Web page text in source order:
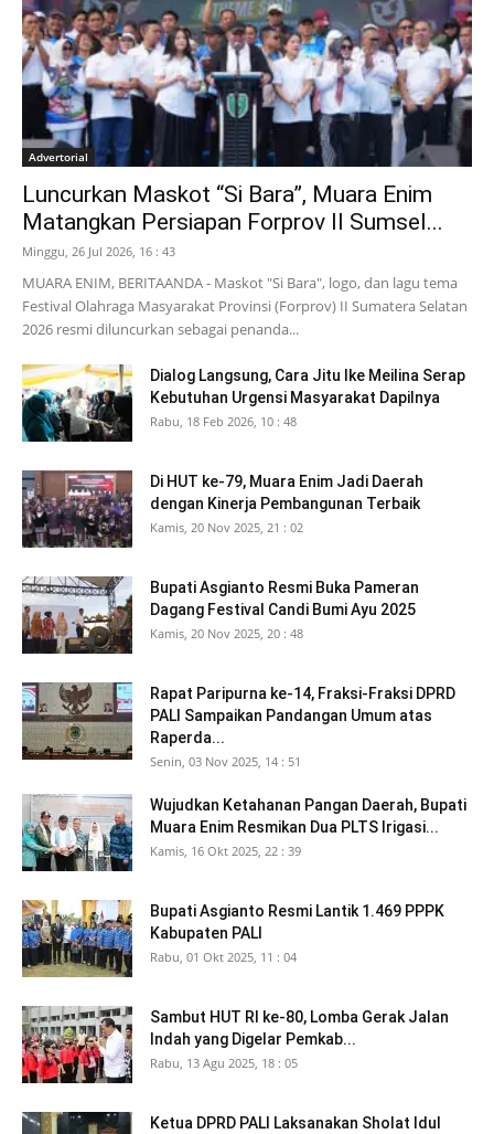
Advertorial
Luncurkan Maskot “Si Bara”, Muara Enim
Matangkan Persiapan Forprov II Sumsel...
Minggu, 26 Jul 2026, 16 : 43
MUARA ENIM, BERITAANDA - Maskot "Si Bara", logo, dan lagu tema
Festival Olahraga Masyarakat Provinsi (Forprov) II Sumatera Selatan
2026 resmi diluncurkan sebagai penanda...
Dialog Langsung, Cara Jitu Ike Meilina Serap
Kebutuhan Urgensi Masyarakat Dapilnya
Rabu, 18 Feb 2026, 10 : 48
Di HUT ke-79, Muara Enim Jadi Daerah
dengan Kinerja Pembangunan Terbaik
Kamis, 20 Nov 2025, 21 : 02
Bupati Asgianto Resmi Buka Pameran
Dagang Festival Candi Bumi Ayu 2025
Kamis, 20 Nov 2025, 20 : 48
Rapat Paripurna ke-14, Fraksi-Fraksi DPRD
PALI Sampaikan Pandangan Umum atas
Raperda...
Senin, 03 Nov 2025, 14 : 51
Wujudkan Ketahanan Pangan Daerah, Bupati
Muara Enim Resmikan Dua PLTS Irigasi...
Kamis, 16 Okt 2025, 22 : 39
Bupati Asgianto Resmi Lantik 1.469 PPPK
Kabupaten PALI
Rabu, 01 Okt 2025, 11 : 04
Sambut HUT RI ke-80, Lomba Gerak Jalan
Indah yang Digelar Pemkab...
Rabu, 13 Agu 2025, 18 : 05
Ketua DPRD PALI Laksanakan Sholat Idul